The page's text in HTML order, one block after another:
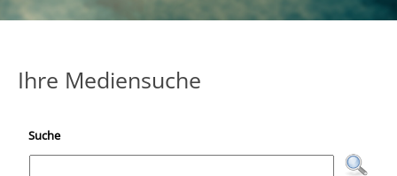
Ihre Mediensuche
Suche